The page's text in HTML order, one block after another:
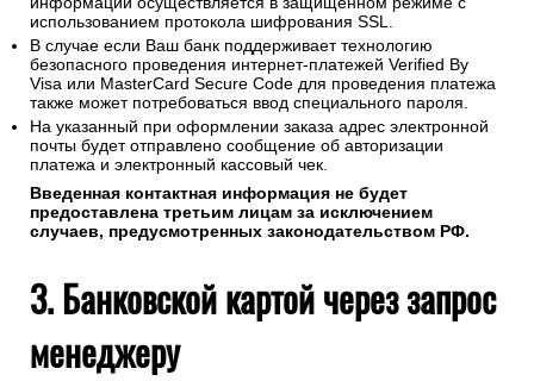
использованием протокола шифрования SSL.
В случае если Ваш банк поддерживает технологию
безопасного проведения интернет-платежей Verified By
Visa или MasterCard Secure Code для проведения платежа
также может потребоваться ввод специального пароля.
На указанный при оформлении заказа адрес электронной
почты будет отправлено сообщение об авторизации
платежа и электронный кассовый чек.
Введенная контактная информация не будет
предоставлена третьим лицам за исключением
случаев, предусмотренных законодательством РФ.
3. Банковской картой через запрос
менеджеру